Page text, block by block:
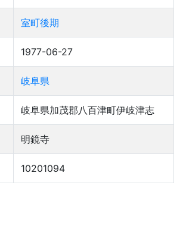
室町後期
1977-06-27
岐阜県
岐阜県加茂郡八百津町伊岐津志
明鏡寺
10201094